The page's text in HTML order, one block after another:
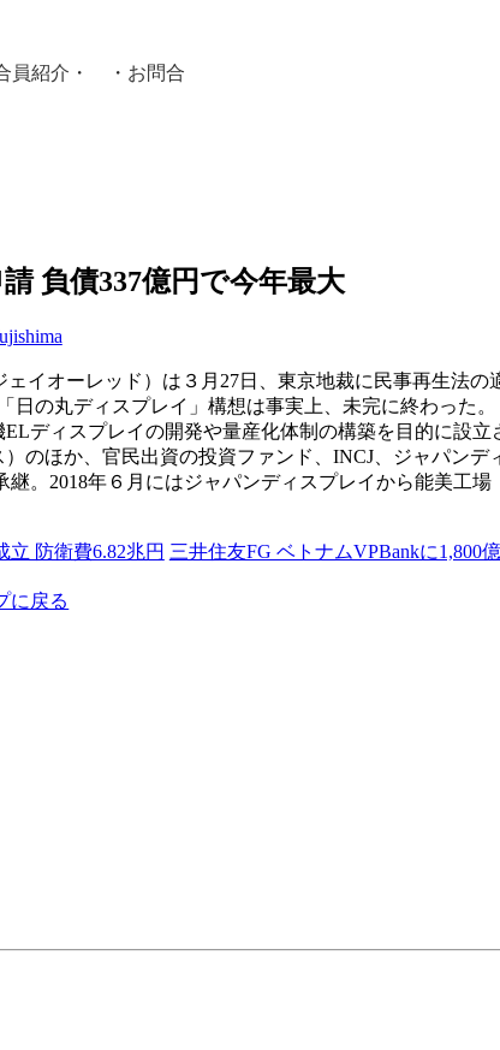
員紹介 ・ ・ お問合
負債337億円で今年最大
イオーレッド）は３月27日、東京地裁に民事再生法
日の丸ディスプレイ」構想は事実上、未完に終わった。
ディスプレイの開発や量産化体制の構築を目的に設
）のほか、官民出資の投資ファンド、INCJ、ジャパン
。2018年６月にはジャパンディスプレイから能美工
立 防衛費6.82兆円 三井住友FG ベトナムVPBankに1,800
に戻る